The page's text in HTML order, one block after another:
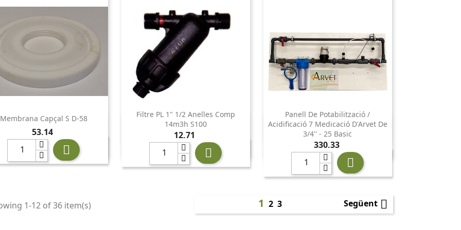
Membrana Capçal S D-58
Preu
53,14

 Vista ràpida
Filtre PL 1" 1/2 Anelles Comp
14m3h S100
Preu
12,71

Vista ràpida
Panell De Potabilització /
Acidificació 7 Medicació D'Arvet De
3/4'' - 25 Basic
Preu
330,33

 Vista ràpida
1-12 of 36 item(s) 1 2 3 Següent 